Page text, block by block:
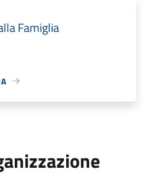
Famiglia